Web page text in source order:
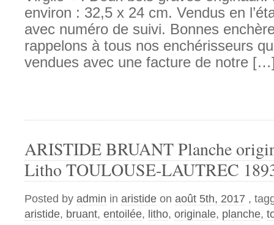
environ : 32,5 x 24 cm. Vendus en
avec numéro de suivi. Bonnes
rappelons à tous nos enchérisseurs
vendues avec une facture de notre
ARISTIDE BRUANT Planche
Litho TOULOUSE-LAUTREC
Posted by admin in aristide on août 5th, 2017 ,
aristide, bruant, entoilée, litho, originale, planche,